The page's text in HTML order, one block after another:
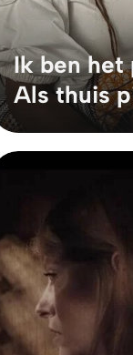
Ik ben het
Als thuis